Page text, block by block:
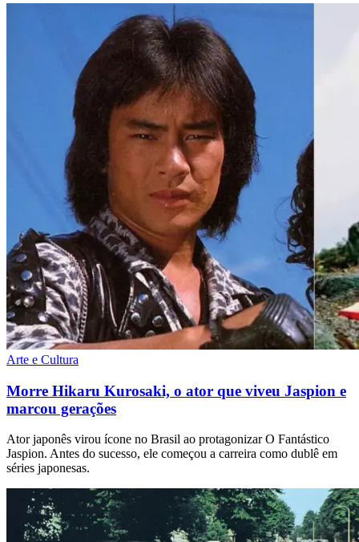
Arte e Cultura
Morre Hikaru Kurosaki, o ator que viveu Jaspion e
marcou gerações
Ator japonês virou ícone no Brasil ao protagonizar O Fantástico
Jaspion. Antes do sucesso, ele começou a carreira como dublê em
séries japonesas.